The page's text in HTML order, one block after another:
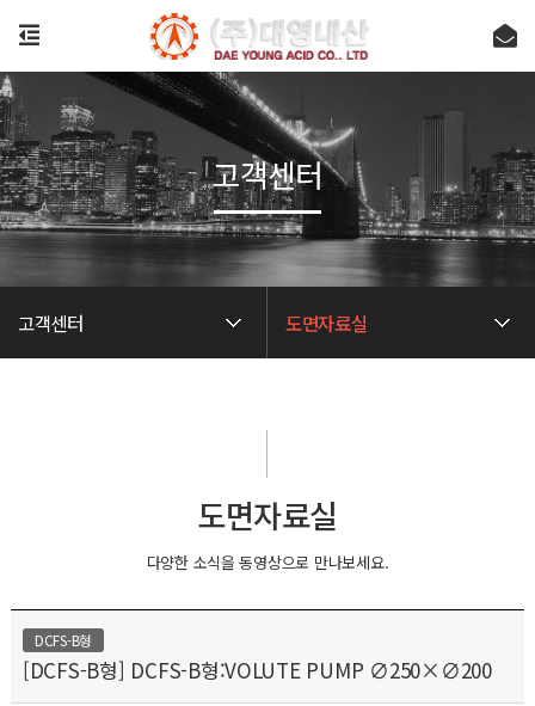
고객센터 도면자료실
고객센터
도면자료실
다양한 소식을 동영상으로 만나보세요.
DCFS-B형
[DCFS-B형] DCFS-B형:VOLUTE PUMP ∅250×∅200